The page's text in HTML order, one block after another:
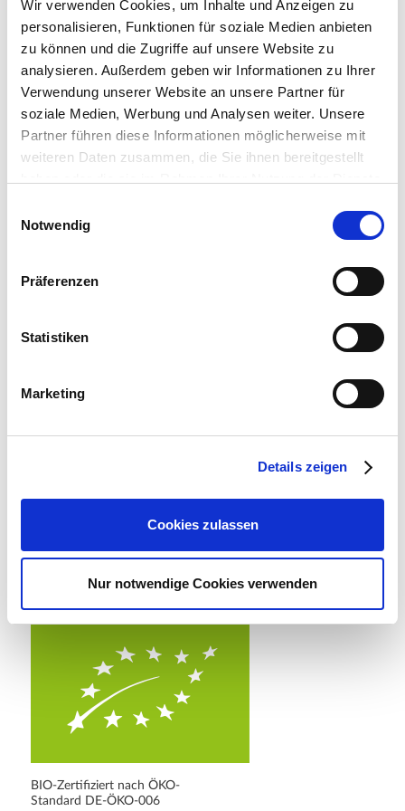
Wir verwenden Cookies, um Inhalte und Anzeigen zu
personalisieren, Funktionen für soziale Medien anbieten
zu können und die Zugriffe auf unsere Website zu
analysieren. Außerdem geben wir Informationen zu Ihrer
Verwendung unserer Website an unsere Partner für
soziale Medien, Werbung und Analysen weiter. Unsere
Partner führen diese Informationen möglicherweise mit
weiteren Daten zusammen, die Sie ihnen bereitgestellt
betätigen Sie anschließend den "OK"-Button:
Notwendig
Präferenzen
Statistiken
Marketing
Details zeigen
Cookies zulassen
Nur notwendige Cookies verwenden
Diese Pflanze stammt aus kontrolliert biologischem Anbau
nach
DE-ÖKO-006
, frei von chemisch-synthetischen
Düngern und Pflanzenschutzmitteln. Sie erhalten damit eine
geprüfte, pflanzenphysiologisch sichere Kultur für Ihren
Garten.
Weitere Informationen
Imposante silberfarbene Wedel, dekorative
Aufrechte, buschige und ausladende Wuchsform mit
Lieferumfang je Verpackungseinheit (VE): 1 Pflanze
Ahrens+Sieberz GmbH &
BIO-Zertifiziert nach ÖKO-
Standard DE-ÖKO-006